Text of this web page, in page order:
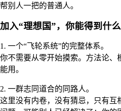
帮别人一把的普通人。
加入“理想国”，你能得到什么
1. 一个“飞轮系统”的完整体系。
你不需要从零开始摸索。方法论、
能用。
2. 一群志同道合的同路人。
这里没有内卷，没有猜忌，只有互